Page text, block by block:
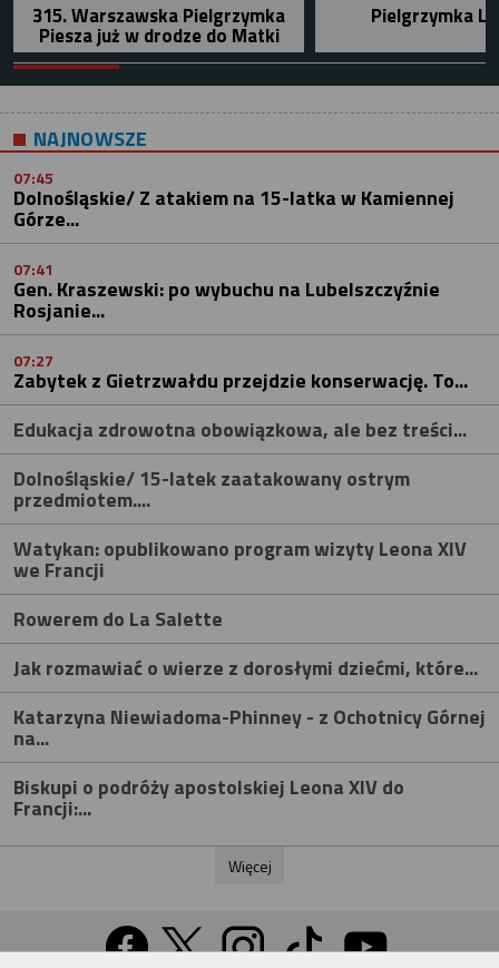
315. Warszawska Pielgrzymka
Piesza już w drodze do Matki
Pielgrzymka
NAJNOWSZE
07:45
Dolnośląskie/ Z atakiem na 15-latka w Kamiennej
Górze...
07:41
Gen. Kraszewski: po wybuchu na Lubelszczyźnie
Rosjanie...
07:27
Zabytek z Gietrzwałdu przejdzie konserwację. To...
Edukacja zdrowotna obowiązkowa, ale bez treści...
Dolnośląskie/ 15-latek zaatakowany ostrym
przedmiotem....
Watykan: opublikowano program wizyty Leona XIV
we Francji
Rowerem do La Salette
Jak rozmawiać o wierze z dorosłymi dziećmi, które...
Katarzyna Niewiadoma-Phinney - z Ochotnicy Górnej
na...
Biskupi o podróży apostolskiej Leona XIV do
Francji:...
Więcej